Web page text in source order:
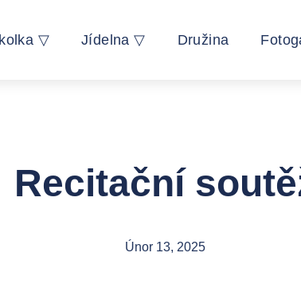
▽ Jídelna ▽ Družina
Recitační
Únor 13, 2025